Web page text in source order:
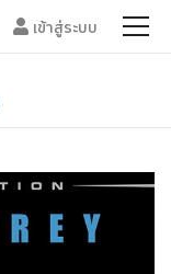
เข้าสู่ระบบ